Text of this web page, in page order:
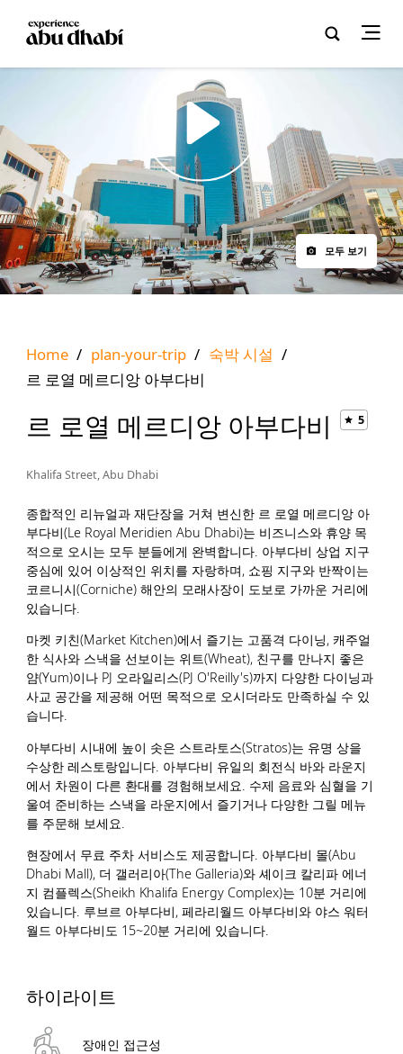
모두 보기
Home / plan-your-trip / 숙박 시설 /
르 로열 메르디앙 아부다비
르 로열 메르디앙 아부다비 5
Khalifa Street, Abu Dhabi
종합적인 리뉴얼과 재단장을 거쳐 변신한 르 로열 메르디앙 아
부다비(Le Royal Meridien Abu Dhabi)는 비즈니스와 휴양 목
적으로 오시는 모두 분들에게 완벽합니다. 아부다비 상업 지구
중심에 있어 이상적인 위치를 자랑하며, 쇼핑 지구와 반짝이는
코르니시(Corniche) 해안의 모래사장이 도보로 가까운 거리에
있습니다.
마켓 키친(Market Kitchen)에서 즐기는 고품격 다이닝, 캐주얼
한 식사와 스낵을 선보이는 위트(Wheat), 친구를 만나지 좋은
얌(Yum)이나 PJ 오라일리스(PJ O'Reilly's)까지 다양한 다이닝과
사교 공간을 제공해 어떤 목적으로 오시더라도 만족하실 수 있
습니다.
아부다비 시내에 높이 솟은 스트라토스(Stratos)는 유명 상을
수상한 레스토랑입니다. 아부다비 유일의 회전식 바와 라운지
에서 차원이 다른 환대를 경험해보세요. 수제 음료와 심혈을 기
울여 준비하는 스낵을 라운지에서 즐기거나 다양한 그릴 메뉴
를 주문해 보세요.
현장에서 무료 주차 서비스도 제공합니다. 아부다비 몰(Abu
Dhabi Mall), 더 갤러리아(The Galleria)와 셰이크 칼리파 에너
지 컴플렉스(Sheikh Khalifa Energy Complex)는 10분 거리에
있습니다. 루브르 아부다비, 페라리월드 아부다비와 야스 워터
월드 아부다비도 15~20분 거리에 있습니다.
하이라이트
장애인 접근성